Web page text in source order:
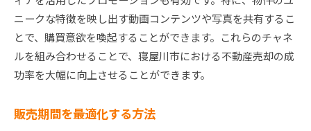
ニークな特徴を映し出す動画コンテンツや写真を共有するこ
とで、購買意欲を喚起することができます。これらのチャネ
ルを組み合わせることで、寝屋川市における不動産売却の成
功率を大幅に向上させることができます。
販売期間を最適化する方法